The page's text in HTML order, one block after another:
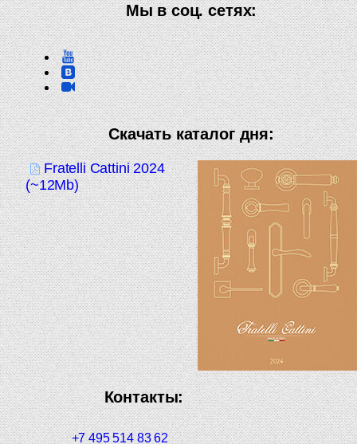
Мы в соц. сетях:
Скачать каталог дня:
Fratelli Cattini 2024
(~12Mb)
Контакты:
+7 495 514 83 62